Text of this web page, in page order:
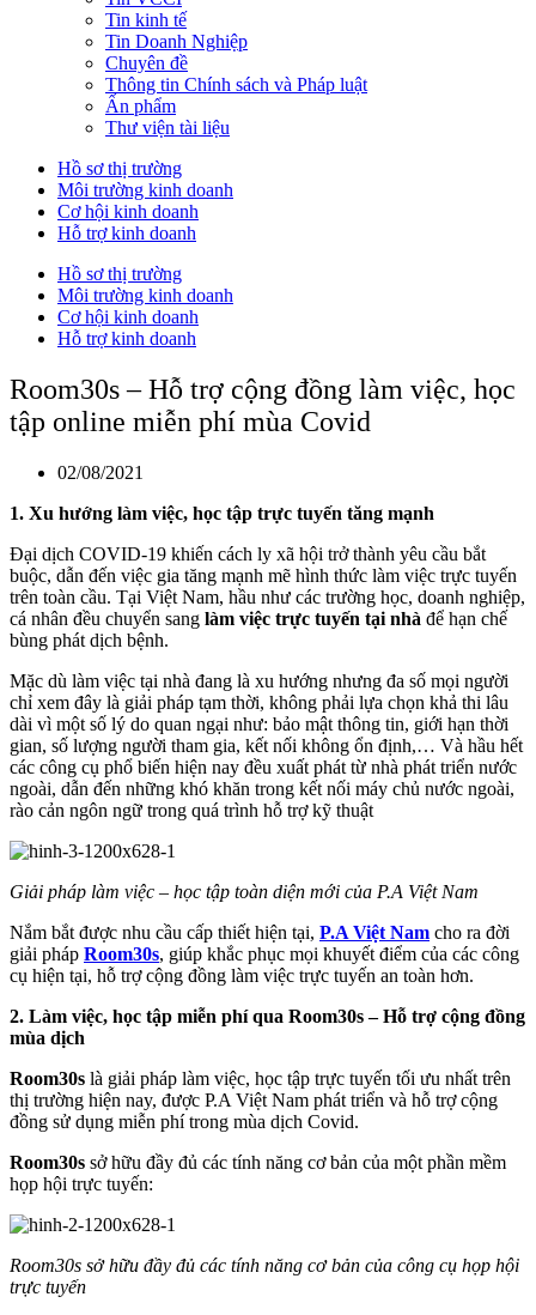
Tin kinh tế
Tin Doanh Nghiệp
Chuyên đề
Thông tin Chính sách và Pháp luật
Ấn phẩm
Thư viện tài liệu
Hồ sơ thị trường
Môi trường kinh doanh
Cơ hội kinh doanh
Hỗ trợ kinh doanh
Hồ sơ thị trường
Môi trường kinh doanh
Cơ hội kinh doanh
Hỗ trợ kinh doanh
Room30s – Hỗ trợ cộng đồng làm việc, học
tập online miễn phí mùa Covid
02/08/2021
1. Xu hướng làm việc, học tập trực tuyến tăng mạnh
Đại dịch COVID-19 khiến cách ly xã hội trở thành yêu cầu bắt
buộc, dẫn đến việc gia tăng mạnh mẽ hình thức làm việc trực tuyến
trên toàn cầu. Tại Việt Nam, hầu như các trường học, doanh nghiệp,
cá nhân đều chuyển sang làm việc trực tuyến tại nhà để hạn chế
bùng phát dịch bệnh.
Mặc dù làm việc tại nhà đang là xu hướng nhưng đa số mọi người
chỉ xem đây là giải pháp tạm thời, không phải lựa chọn khả thi lâu
dài vì một số lý do quan ngại như: bảo mật thông tin, giới hạn thời
gian, số lượng người tham gia, kết nối không ổn định,… Và hầu hết
các công cụ phổ biến hiện nay đều xuất phát từ nhà phát triển nước
ngoài, dẫn đến những khó khăn trong kết nối máy chủ nước ngoài,
rào cản ngôn ngữ trong quá trình hỗ trợ kỹ thuật
Giải pháp làm việc – học tập toàn diện mới của P.A Việt Nam
Nắm bắt được nhu cầu cấp thiết hiện tại, P.A Việt Nam cho ra đời
giải pháp Room30s, giúp khắc phục mọi khuyết điểm của các công
cụ hiện tại, hỗ trợ cộng đồng làm việc trực tuyến an toàn hơn.
2. Làm việc, học tập miễn phí qua Room30s – Hỗ trợ cộng đồng
mùa dịch
Room30s là giải pháp làm việc, học tập trực tuyến tối ưu nhất trên
thị trường hiện nay, được P.A Việt Nam phát triển và hỗ trợ cộng
đồng sử dụng miễn phí trong mùa dịch Covid.
Room30s sở hữu đầy đủ các tính năng cơ bản của một phần mềm
họp hội trực tuyến:
Room30s sở hữu đầy đủ các tính năng cơ bản của công cụ họp hội
trực tuyến